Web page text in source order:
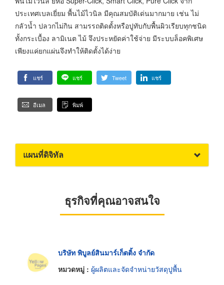
ประเทศเบลเยี่ยม พื้นไม้ไวนิล มีคุณสมบัติเด่นมากมาย เช่น ไม่
กลัวน้ำ ปลวกไม่กิน สามรรถติดตั้งหรือปูทับกับพื้นผิวเรียบทุกชนิด
ทั้งกระเบื้อง ลามิเนต ไม้ จึงประหยัดค่าใช้จ่าย มีระบบล็อคพิเศษ
เพียงแค่ยกแผ่นจึงทำให้ติดตั้งได้ง่าย
แชร์ แชร์ Tweet แชร์
อีเมล พิมพ์
แผนที่ดิจิทัล
ธุรกิจที่คุณอาจสนใจ
บริษัท พิบูลย์สินมาร์เก็ตติ้ง จำกัด
หมวดหมู่ : ผู้ผลิตและจัดจำหน่ายวัสดุปูพื้น